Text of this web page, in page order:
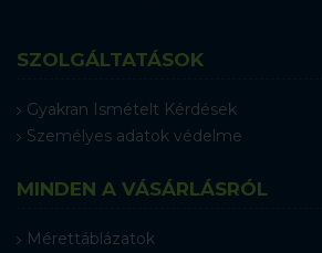
SZOLGÁLTATÁSOK
Gyakran Ismételt Kérdések
Személyes adatok védelme
MINDEN A VÁSÁRLÁSRÓL
Mérettáblázatok